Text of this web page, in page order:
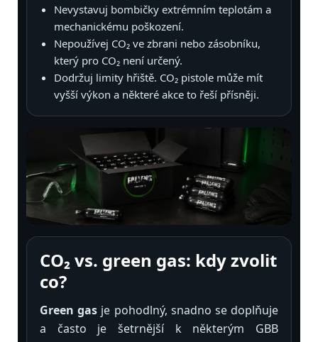
Nevystavuj bombičky extrémním teplotám a
mechanickému poškození.
Nepoužívej CO₂ ve zbrani nebo zásobníku,
který pro CO₂ není určený.
Dodržuj limity hřiště. CO₂ pistole může mít
vyšší výkon a některé akce to řeší přísněji.
CO₂ vs. green gas: kdy zvolit
co?
Green gas je pohodlný, snadno se doplňuje
a často je šetrnější k některým GBB